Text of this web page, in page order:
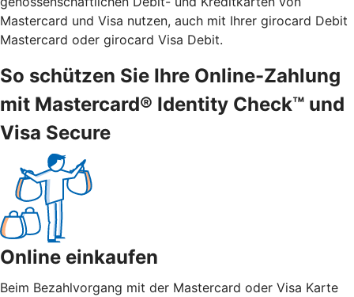
Mastercard und Visa nutzen, auch mit Ihrer girocard Debit
Mastercard oder girocard Visa Debit.
So schützen Sie Ihre Online-Zahlung
mit Mastercard® Identity Check™ und
Visa Secure
Online einkaufen
Beim Bezahlvorgang mit der Mastercard oder Visa Karte